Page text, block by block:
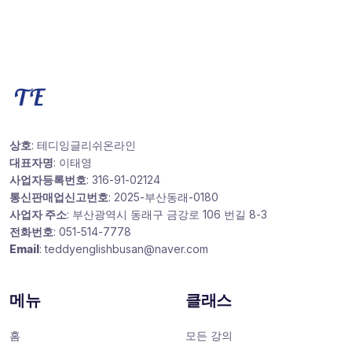
상호: 테디잉글리쉬온라인
대표자명: 이태영
사업자등록번호: 316-91-02124
통신판매업신고번호: 2025-부산동래-0180
사업자 주소: 부산광역시 동래구 금강로 106 번길 8-3
전화번호: 051-514-7778
Email: teddyenglishbusan@naver.com
메뉴
홈
클래스
모든 강의